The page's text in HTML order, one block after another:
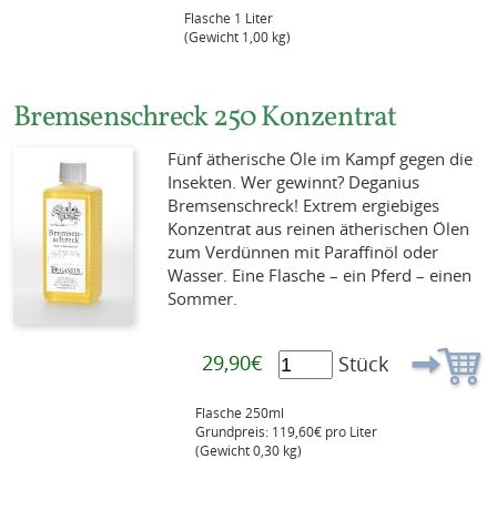
Flasche 1 Liter
(Gewicht 1,00 kg)
Bremsenschreck 250 Konzentrat
Fünf ätherische Öle im Kampf gegen die
Insekten. Wer gewinnt? Deganius
Bremsenschreck! Extrem ergiebiges
Konzentrat aus reinen ätherischen Ölen
zum Verdünnen mit Paraffinöl oder
Wasser. Eine Flasche – ein Pferd – einen
Sommer.
29,90€ Stück
Flasche 250ml
Grundpreis: 119,60€ pro Liter
(Gewicht 0,30 kg)